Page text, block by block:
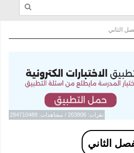
الثاني
نقرات: 203806 / مشاهدات: 284710489
الثاني